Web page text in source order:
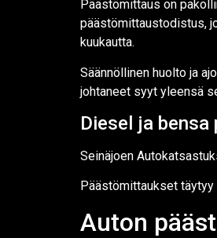
Päästömittaus on
päästömittaustodistus,
kuukautta.
Säännöllinen huolto ja
johtaneet syyt yleensä
Diesel ja
Seinäjoen
Päästömittaukset
Auton